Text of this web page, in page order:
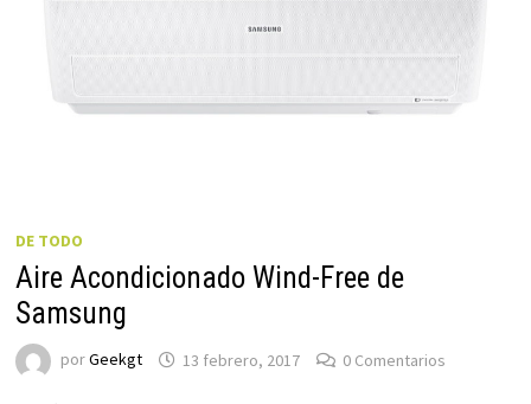
DE TODO
Aire Acondicionado Wind-Free de
Samsung
porGeekgt 13 febrero, 2017 0 Comentarios